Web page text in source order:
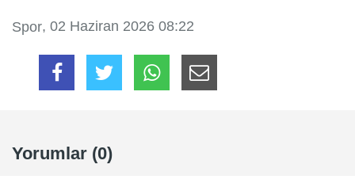
Spor, 02 Haziran 2026 08:22
Yorumlar (0)